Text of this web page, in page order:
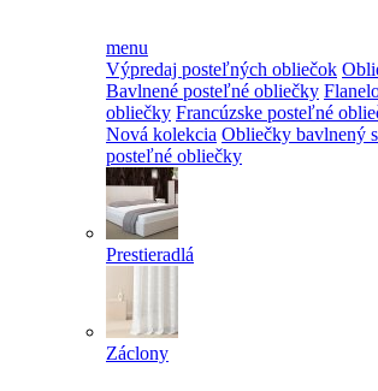
menu
Výpredaj posteľných obliečok
Bavlnené posteľné obliečky
obliečky Francúzske posteľné
Nová kolekcia Obliečky bavlnený
posteľné obliečky
Prestieradlá
Záclony